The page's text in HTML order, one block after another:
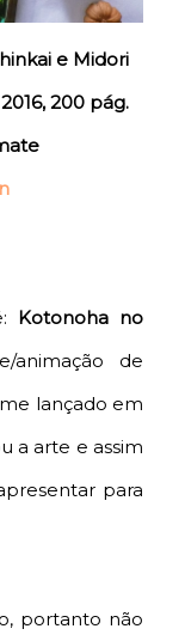
e Midori
200 pág.
Kotonoha no
de
lançado em
a arte e assim
para
portanto não